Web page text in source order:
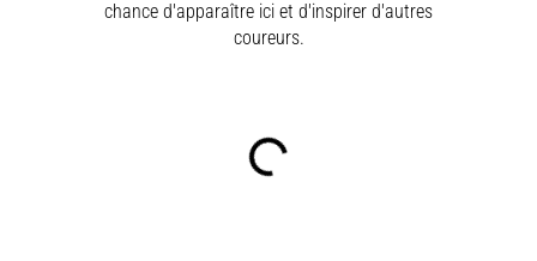
chance d'apparaître ici et d'inspirer d'autres
coureurs.